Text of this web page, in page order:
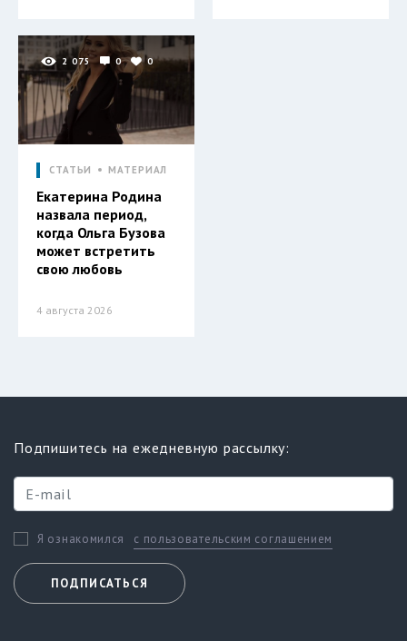
2 075 0 0
СТАТЬИ МАТЕРИАЛ
Екатерина Родина
назвала период,
когда Ольга Бузова
может встретить
свою любовь
4 августа 2026
Подпишитесь на ежедневную рассылку:
Я ознакомился с пользовательским соглашением
ПОДПИСАТЬСЯ